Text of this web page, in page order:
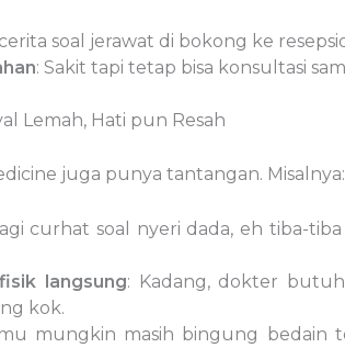
soal jerawat di bokong ke
: Sakit tapi tetap bisa konsultasi
Lemah, Hati pun Resah
juga punya tantangan. Misalnya:
curhat soal nyeri dada, eh tiba-
langsung: Kadang, dokter
kok.
mungkin masih bingung bedain